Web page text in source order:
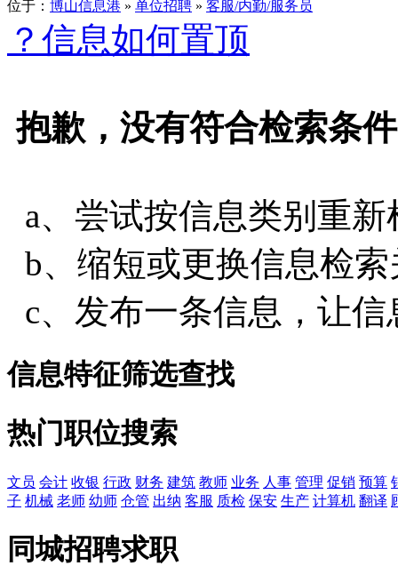
位于： 博山信息港 » 单位招聘 » 客服/内勤/服务员
？信息如何置顶
抱歉，没有符合检索条
a、尝试按信息类别重
b、缩短或更换信息检
c、发布一条信息，让
信息特征筛选查找
热门职位搜索
文员 会计 收银 行政 财务 建筑 教师 业务 人事 管理 促销 预算
子 机械 老师 幼师 仓管 出纳 客服 质检 保安 生产 计算机 翻译
同城招聘求职